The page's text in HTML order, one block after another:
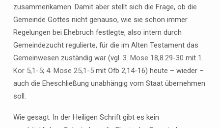
zusammenkamen. Damit aber stellt sich die Frage, ob die
Gemeinde Gottes nicht genauso, wie sie schon immer
Regelungen bei Ehebruch festlegte, also intern durch
Gemeindezucht regulierte, für die im Alten Testament das
Gemeinwesen zuständig war (vgl. 3. Mose 18,8.29-30 mit 1.
Kor 5,1-5; 4. Mose 25,1-5mit Ofb 2,14-16) heute – wieder –
auch die Eheschließung unabhängig vom Staat übernehmen
soll.
Wie gesagt: In der Heiligen Schrift gibt es kein